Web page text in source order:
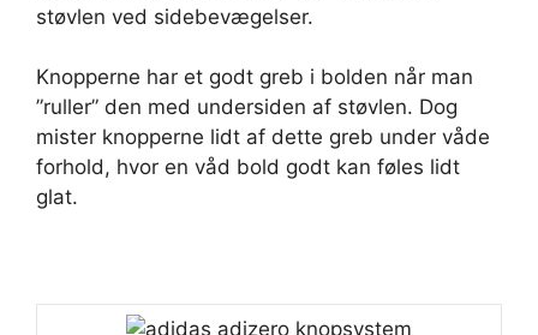
støvlen ved sidebevægelser.
Knopperne har et godt greb i bolden når man
”ruller” den med undersiden af støvlen. Dog
mister knopperne lidt af dette greb under våde
forhold, hvor en våd bold godt kan føles lidt
glat.